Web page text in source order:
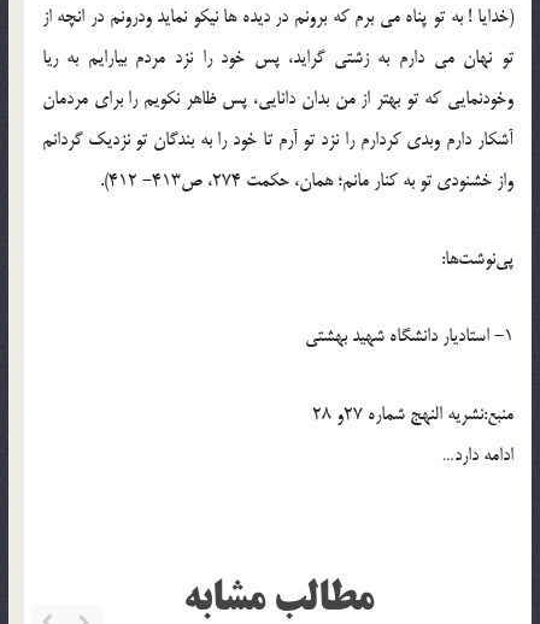
(خدايا ! به تو پناه مي برم که برونم در ديده ها نيکو نمايد ودرونم در انچه از
تو نهان مي دارم به زشتي گرايد، پس خود را نزد مردم بيارايم به ريا
وخودنمايي که تو بهتر از من بدان دانايي، پس ظاهر نکويم را براي مردمان
آشکار دارم وبدي کردارم را نزد تو آرم تا خود را به بندگان تو نزديک گردانم
واز خشنودي تو به کنار مانم؛ همان، حکمت 274، ص413- 412).
پي‌نوشت‌ها:
1- استاديار دانشگاه شهيد بهشتي
منبع:نشريه النهج شماره 27و 28
ادامه دارد…
مطالب مشابه